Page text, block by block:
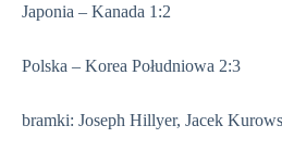
Japonia – Kanada 1:2
Polska – Korea Południowa 2:3
bramki: Joseph Hillyer, Jacek